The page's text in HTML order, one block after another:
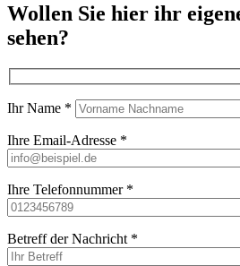
Wollen Sie hier ihr
sehen?
Ihr Name *
Ihre Email-Adresse *
Ihre Telefonnummer *
Betreff der Nachricht *